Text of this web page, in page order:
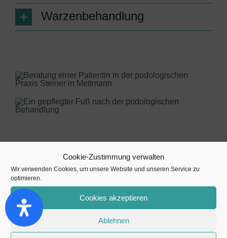
Cookie-Zustimmung verwalten
Wir verwenden Cookies, um unsere Website und unseren Service zu
optimieren.
Cookies akzeptieren
Ablehnen
Warzenbehandlung
Wohlfühlbehandlungen
Pediküre
Fußmassage